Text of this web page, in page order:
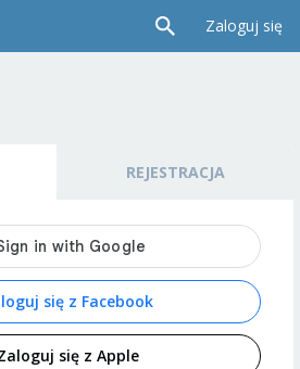
Zaloguj się
REJESTRACJA
się z Facebook
się z Apple